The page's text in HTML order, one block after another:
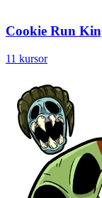
Cookie Run
11 kursor